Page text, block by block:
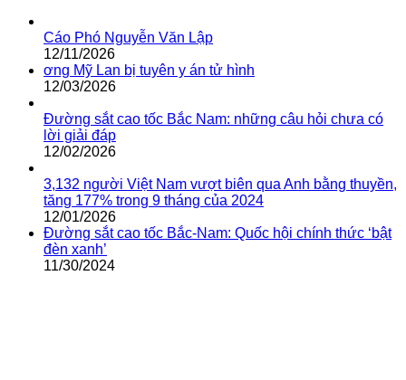
Cáo Phó Nguyễn Văn Lập
12/11/2026
ơng Mỹ Lan bị tuyên y án tử hình
12/03/2026
Đường sắt cao tốc Bắc Nam: những câu hỏi chưa có
lời giải đáp
12/02/2026
3,132 người Việt Nam vượt biên qua Anh bằng thuyền,
tăng 177% trong 9 tháng của 2024
12/01/2026
Đường sắt cao tốc Bắc-Nam: Quốc hội chính thức ‘bật
đèn xanh’
11/30/2024